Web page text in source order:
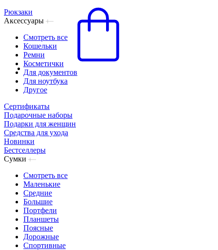
Рюкзаки
Аксессуары
Смотреть все
Кошельки
Ремни
Косметички
Для документов
Для ноутбука
Другое
Сертификаты
Подарочные наборы
Подарки для женщин
Средства для ухода
Новинки
Бестселлеры
Сумки
Смотреть все
Маленькие
Средние
Большие
Портфели
Планшеты
Поясные
Дорожные
Спортивные